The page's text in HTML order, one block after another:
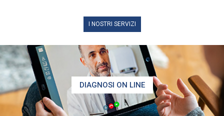
I NOSTRI SERVIZI
DIAGNOSI ON LINE